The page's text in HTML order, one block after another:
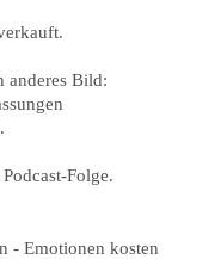
anderes Bild:
Folge.
- Emotionen kosten